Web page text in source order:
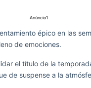
Anúncio1
épico en las
de emociones.
el título de la
de suspense a la